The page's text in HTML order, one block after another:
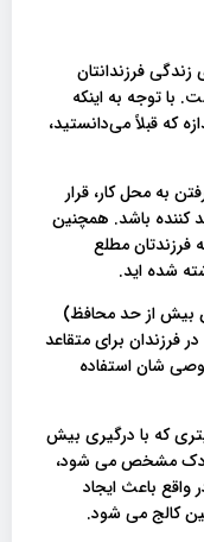
زندگی فرزندانتان
با توجه به اینکه
که قبلاً می‌دانستید،
به محل کار، قرار
کننده باشد. همچنین
فرزندتان مطلع
شده اید.
بیش از حد محافظ)
فرزندان برای متقاعد
شان استفاده
که با درگیری بیش
مشخص می شود،
باعث ایجاد
کالج می شود.